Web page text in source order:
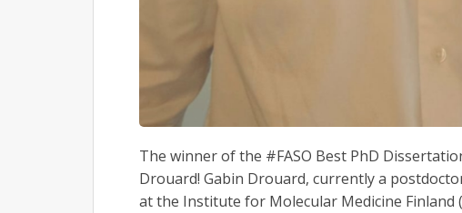
The winner of the #FASO Best PhD
Drouard! Gabin Drouard, currently a
at the Institute for Molecular Medicine Finland